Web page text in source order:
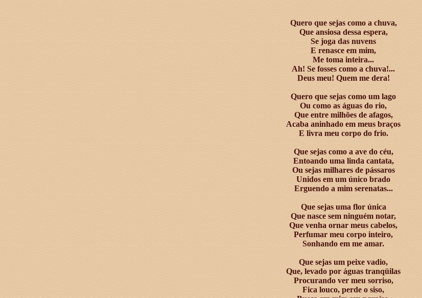
Quero que sejas como a chuva,
Que ansiosa dessa espera,
Se joga das nuvens
E renasce em mim,
Me toma inteira...
Ah! Se fosses como a chuva!...
Deus meu! Quem me dera!
Quero que sejas como um lago
Ou como as águas do rio,
Que entre milhões de afagos,
Acaba aninhado em meus braços
E livra meu corpo do frio.
Que sejas como a ave do céu,
Entoando uma linda cantata,
Ou sejas milhares de pássaros
Unidos em um único brado
Erguendo a mim serenatas...
Que sejas uma flor única
Que nasce sem ninguém notar,
Que venha ornar meus cabelos,
Perfumar meu corpo inteiro,
Sonhando em me amar.
Que sejas um peixe vadio,
Que, levado por águas tranqüilas
Procurando ver meu sorriso,
Fica louco, perde o siso,